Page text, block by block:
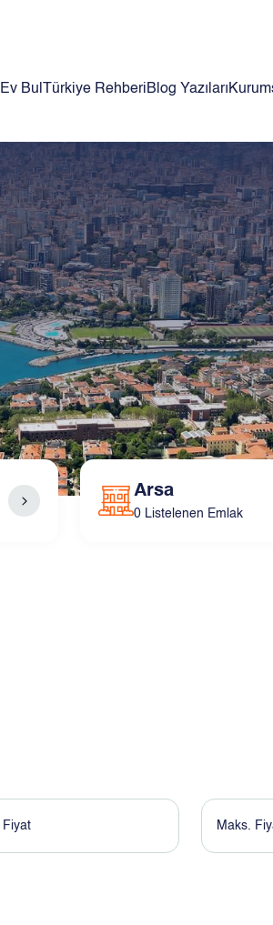
Ev Bul Türkiye RehberiBlog Yazıları
Arsa
0 Listelenen Emlak